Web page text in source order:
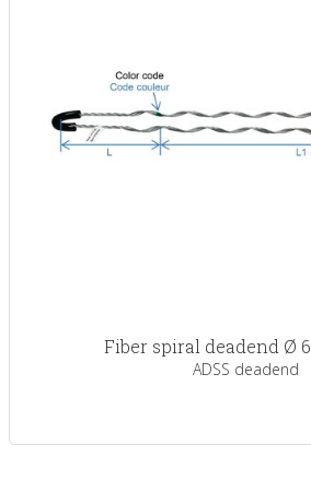
Fiber spiral deadend Ø
ADSS deadend